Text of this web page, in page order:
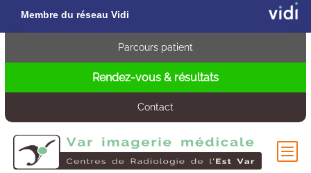
Membre du réseau Vidi
Parcours patient
Rendez-vous & résultats
Contact
b